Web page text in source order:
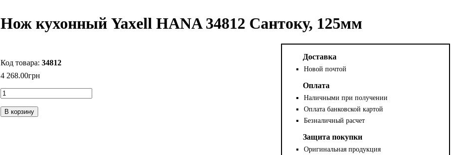
Нож кухонный Yaxell HANA 34812 Сантоку, 125мм
34812
4 268.00грн
В корзину
Доставка
Новой почтой
Оплата
Наличными при получении
Оплата банковской картой
Безналичный расчет
Защита покупки
Оригинальная продукция